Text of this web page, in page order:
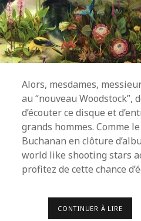
Alors, mesdames,
au “nouveau Woodstock”,
d’écouter ce disque et
grands hommes. Comme
Buchanan en clôture
world like shooting stars
profitez de cette chance
CONTINUER À LIRE